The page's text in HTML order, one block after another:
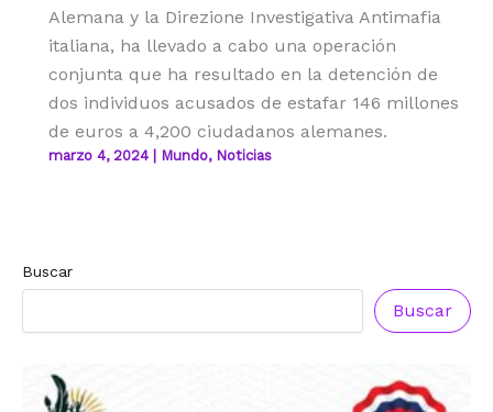
Alemana y la Direzione Investigativa Antimafia
italiana, ha llevado a cabo una operación
conjunta que ha resultado en la detención de
dos individuos acusados de estafar 146 millones
de euros a 4,200 ciudadanos alemanes.
marzo 4, 2024 Mundo, Noticias
Buscar
Buscar